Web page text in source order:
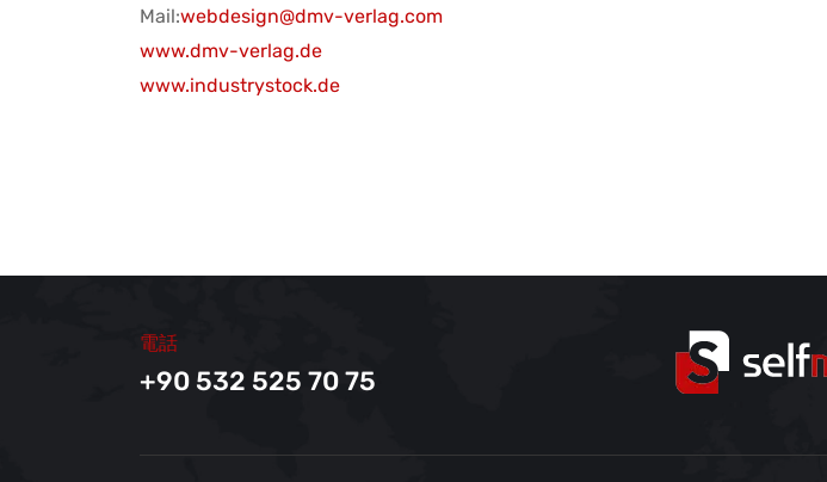
Mail:webdesign@dmv-verlag.com
www.dmv-verlag.de
www.industrystock.de
電話
+90 532 525 70 75